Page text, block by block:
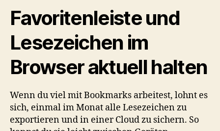
Favoritenleiste und
Lesezeichen im
Browser aktuell halten
Wenn du viel mit Bookmarks arbeitest, lohnt es
sich, einmal im Monat alle Lesezeichen zu
exportieren und in einer Cloud zu sichern. So